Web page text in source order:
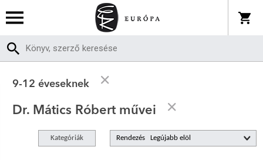
9-12 éveseknek
Dr. Mátics Róbert művei
Kategóriák Rendezés